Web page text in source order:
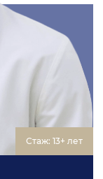
Стаж: 13+ лет